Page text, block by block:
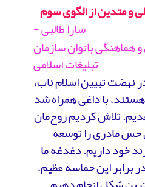
و متدین از الگوی سوم
سارا طالبی -
هماهنگی بانوان سازمان
تبلیغات اسلامی
نهضت تبیین اسلام ناب،
با داغی همراه شد
تلاش کردیم روح‌مان
مادری را توسعه
خود داریم. دغدغه ‌ما
برابر این حماسه عظیم،